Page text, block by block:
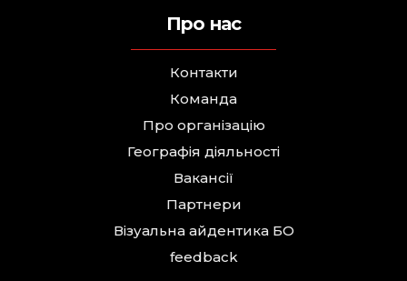
Про нас
Контакти
Команда
Про організацію
Географія діяльності
Вакансії
Партнери
Візуальна айдентика БО
feedback